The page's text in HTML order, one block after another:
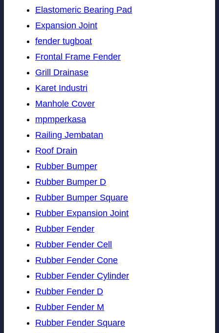
Elastomeric Bearing Pad
Expansion Joint
fender tugboat
Frontal Frame Fender
Grill Drainase
Karet Industri
Manhole Cover
mpmperkasa
Railing Jembatan
Roof Drain
Rubber Bumper
Rubber Bumper D
Rubber Bumper Square
Rubber Expansion Joint
Rubber Fender
Rubber Fender Cell
Rubber Fender Cone
Rubber Fender Cylinder
Rubber Fender D
Rubber Fender M
Rubber Fender Square